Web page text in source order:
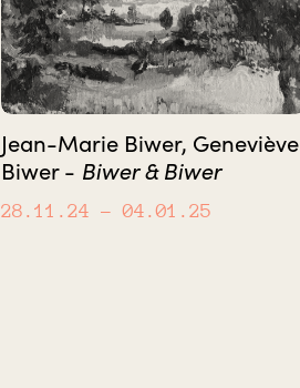
Jean-Marie Biwer, Geneviève
Biwer - Biwer & Biwer
28.11.24 – 04.01.25